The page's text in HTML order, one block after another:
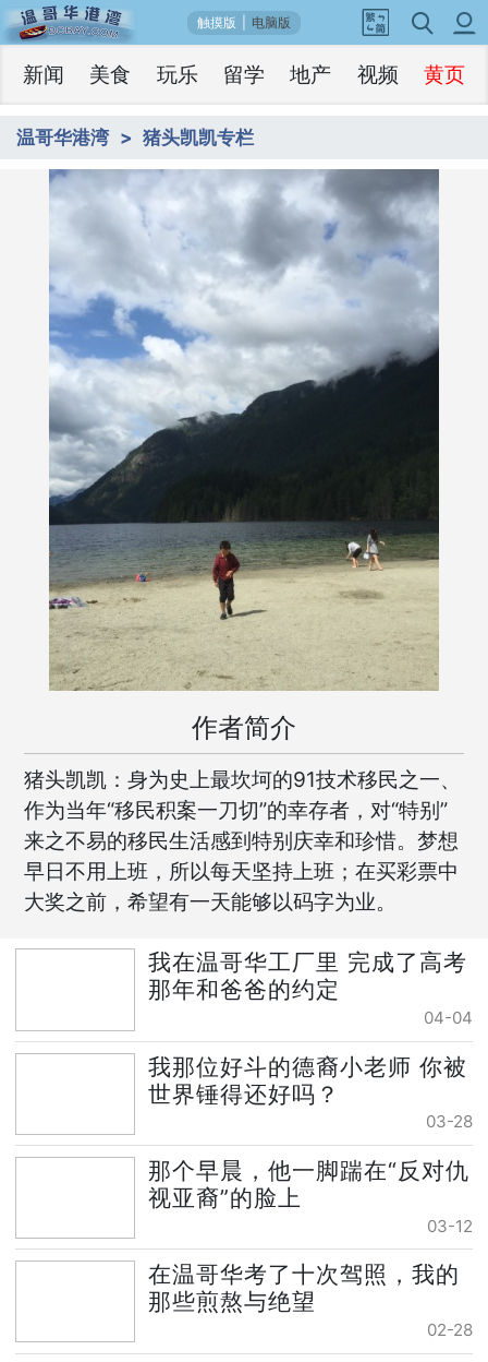
触摸版 电脑版
新闻 美食 玩乐 留学 地产 视频 黄页
温哥华港湾 猪头凯凯专栏
作者简介
猪头凯凯：身为史上最坎坷的91技术移民之一、
作为当年“移民积案一刀切”的幸存者，对“特别”
来之不易的移民生活感到特别庆幸和珍惜。梦想
早日不用上班，所以每天坚持上班；在买彩票中
大奖之前，希望有一天能够以码字为业。
我在温哥华工厂里 完成了高考
那年和爸爸的约定
04-04
我那位好斗的德裔小老师 你被
世界锤得还好吗？
03-28
那个早晨，他一脚踹在“反对仇
视亚裔”的脸上
03-12
在温哥华考了十次驾照，我的
那些煎熬与绝望
02-28